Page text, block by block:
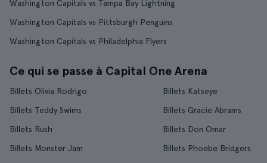
Washington Capitals vs Tampa Bay Lightning
Washington Capitals vs Pittsburgh Penguins
Washington Capitals vs Philadelphia Flyers
Ce qui se passe à Capital One Arena
Billets Olivia Rodrigo
Billets Katseye
Billets Teddy Swims
Billets Gracie Abrams
Billets Rush
Billets Don Omar
Billets Monster Jam
Billets Phoebe Bridgers